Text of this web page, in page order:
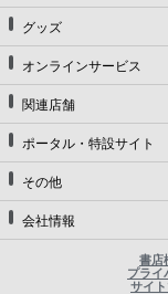
グッズ
オンラインサービス
関連店舗
ポータル・特設サイト
その他
会社情報
書店
プライ
サイ